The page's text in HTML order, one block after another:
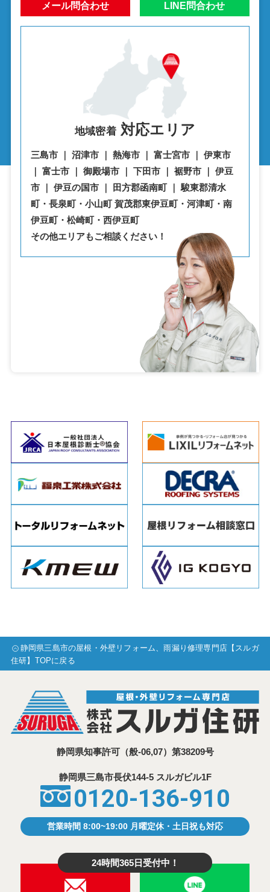
メール問合わせ LINE問合わせ
地域密着対応エリア
三島市 ｜ 沼津市 ｜ 熱海市 ｜ 富士宮市 ｜ 伊東市
｜ 富士市 ｜ 御殿場市 ｜ 下田市 ｜ 裾野市 ｜ 伊豆
市 ｜ 伊豆の国市 ｜ 田方郡函南町 ｜ 駿東郡清水
町・⾧泉町・小山町 賀茂郡東伊豆町・河津町・南
伊豆町・松崎町・西伊豆町
その他エリアもご相談ください！
静岡県三島市の屋根・外壁リフォーム、雨漏り修理専門店【スルガ
住研】TOPに戻る
静岡県知事許可（般-06,07）第38209号
静岡県三島市⾧伏144-5 スルガビル1F
0120-136-910
営業時間 8:00~19:00 月曜定休・土日祝も対応
24時間365日受付中！